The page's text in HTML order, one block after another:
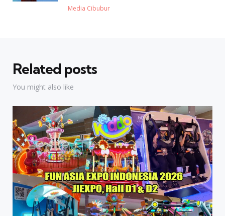
Posted
Media Cibubur
Related posts
You might also like